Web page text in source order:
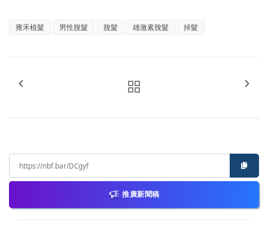
雍禾植髮 男性脫髮 脫髮 雄激素脫髮 掉髮
推廣新聞稿